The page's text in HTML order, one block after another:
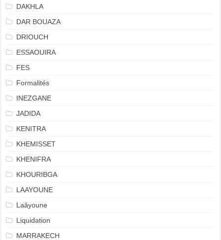
DAKHLA
DAR BOUAZA
DRIOUCH
ESSAOUIRA
FES
Formalités
INEZGANE
JADIDA
KENITRA
KHEMISSET
KHENIFRA
KHOURIBGA
LAAYOUNE
Laâyoune
Liquidation
MARRAKECH